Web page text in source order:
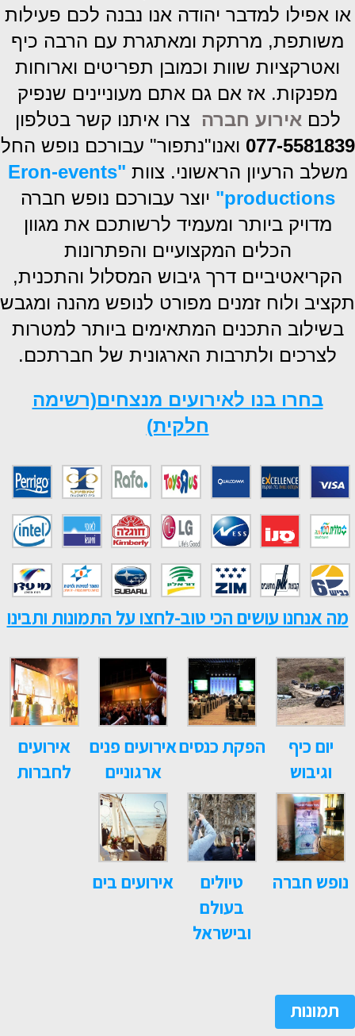
או אפילו למדבר יהודה אנו נבנה לכם פעילות
משותפת, מרתקת ומאתגרת עם הרבה כיף
ואטרקציות שוות וכמובן תפריטים וארוחות
מפנקות. אז אם גם אתם מעוניינים שנפיק
לכם אירוע חברה צרו איתנו קשר בטלפון
077-5581839 ואנו"נתפור" עבורכם נופש החל
משלב הרעיון הראשוני. צוות
"Eron-events
productions"
יוצר עבורכם נופש חברה
מדויק ביותר ומעמיד לרשותכם את מגוון
הכלים המקצועיים והפתרונות
הקריאטיביים דרך גיבוש המסלול והתכנית,
תקציב ולוח זמנים מפורט לנופש מהנה ומגבש
בשילוב התכנים המתאימים ביותר למטרות
לצרכים ולתרבות הארגונית של חברתכם.
בחרו בנו לאירועים מנצחים(רשימה
חלקית)
מה אנחנו עושים הכי טוב-לחצו על התמונות ותבינו
יום כיף
וגיבוש
הפקת כנסיםאירועים פנים
ארגוניים
אירועים
לחברות
נופש חברה
טיולים
בעולם
ובישראל
אירועים בים
תמונות